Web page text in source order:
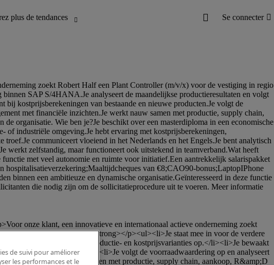
mag je verwachten?</strong></p><ul><li>Je staat mee in voor de verdere
en volgt productie- en kostprijsvarianties op.</li><li>Je bewaakt
en nieuwe producten.</li><li>Je volgt de voorraadwaardering op en analyseert
li><li>Je werkt nauw samen met productie, supply chain, aankoop, R&amp;D
de suivi pour améliorer
les performances et le